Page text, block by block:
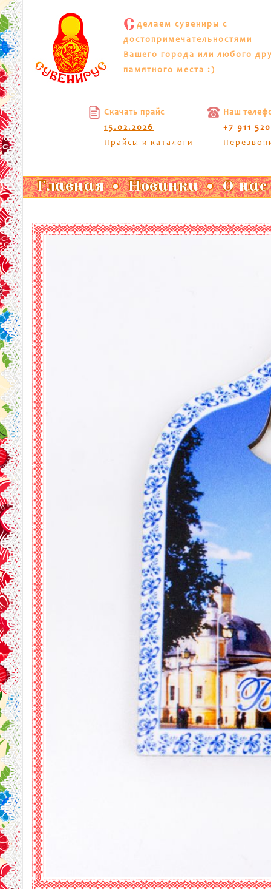
С делаем сувениры с
достопримечательностями
Вашего города или любого
памятного места :)
Скачать прайс
15.02.2026
Прайсы и каталоги
Наш
+7 911
Главная Новинки О нас